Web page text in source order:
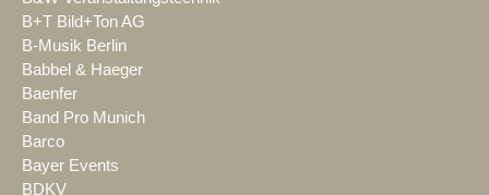
B+T Bild+Ton AG
B-Musik Berlin
Babbel & Haeger
Baenfer
Band Pro Munich
Barco
Bayer Events
BDKV